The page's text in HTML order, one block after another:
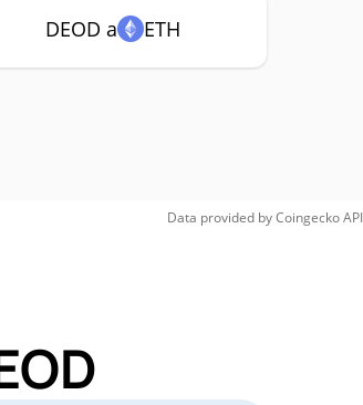
DEOD a ETH
Data provided byCoingeckoAPI